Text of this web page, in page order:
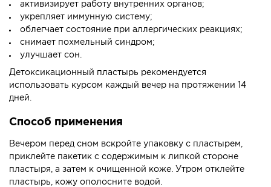
активизирует работу внутренних органов;
укрепляет иммунную систему;
облегчает состояние при аллергических реакциях;
снимает похмельный синдром;
улучшает сон.
Детоксикационный пластырь рекомендуется
использовать курсом каждый вечер на протяжении 14
дней.
Способ применения
Вечером перед сном вскройте упаковку с пластырем,
приклейте пакетик с содержимым к липкой стороне
пластыря, а затем к очищенной коже. Утром отклейте
пластырь, кожу ополосните водой.